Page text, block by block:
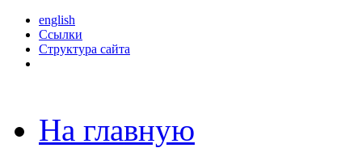
english
Ссылки
Структура сайта
На главную